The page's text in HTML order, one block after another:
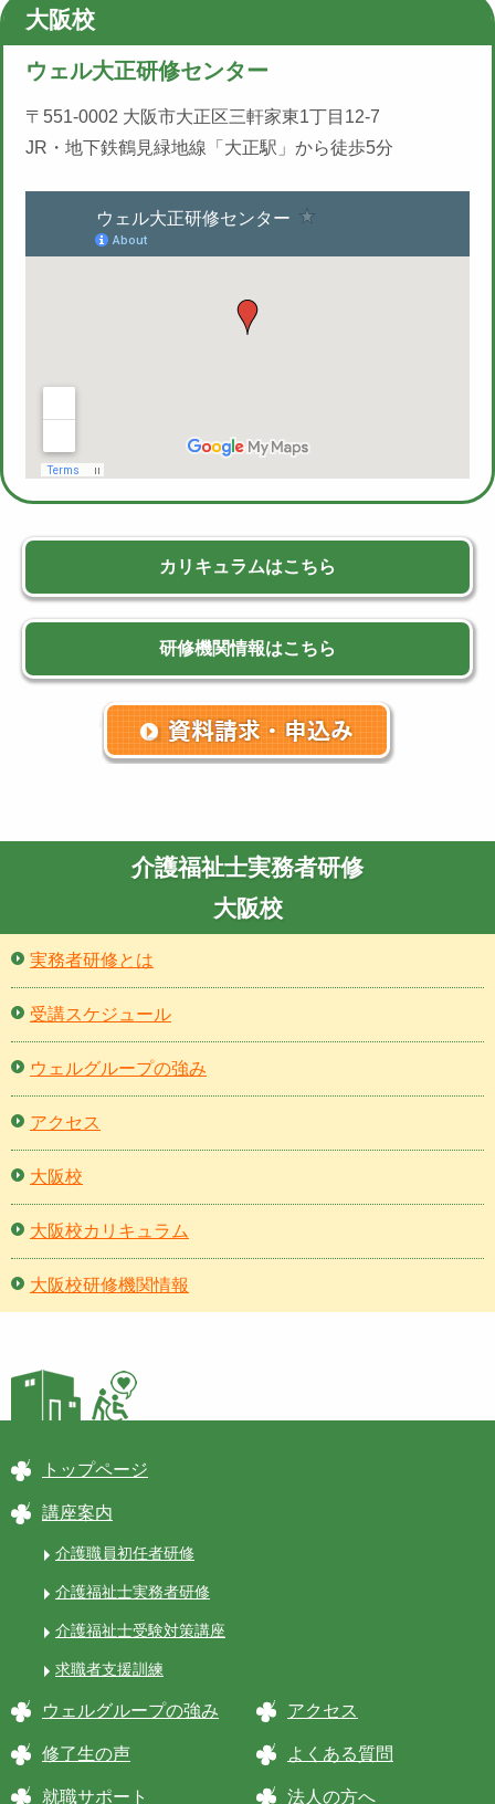
大阪校
ウェル大正研修センター
〒551-0002 大阪市大正区三軒家東1丁目12-7
JR・地下鉄鶴見緑地線「大正駅」から徒歩5分
カリキュラムはこちら
研修機関情報はこちら
介護福祉士実務者研修
大阪校
実務者研修とは
受講スケジュール
ウェルグループの強み
アクセス
大阪校
大阪校カリキュラム
大阪校研修機関情報
トップページ
講座案内
介護職員初任者研修
介護福祉士実務者研修
介護福祉士受験対策講座
求職者支援訓練
ウェルグループの強み
修了生の声
就職サポート
アクセス
よくある質問
法人の方へ